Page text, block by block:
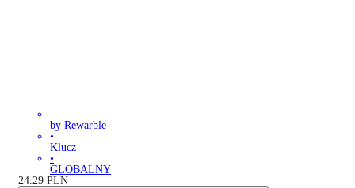
by Rewarble
•
Klucz
•
GLOBALNY
24.29 PLN